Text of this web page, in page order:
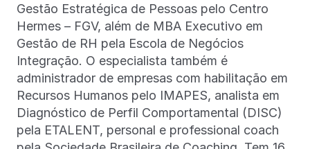
Gestão Estratégica de Pessoas pelo Centro
Hermes – FGV, além de MBA Executivo em
Gestão de RH pela Escola de Negócios
Integração. O especialista também é
administrador de empresas com habilitação em
Recursos Humanos pelo IMAPES, analista em
Diagnóstico de Perfil Comportamental (DISC)
pela ETALENT, personal e professional coach